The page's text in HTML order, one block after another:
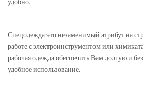
Спецодежда это незаменимый атрибут на
работе с электроинструментом или
рабочая одежда обеспечить Вам долгую и
удобное использование.